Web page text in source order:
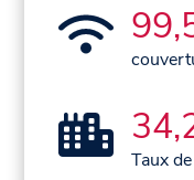
Taux